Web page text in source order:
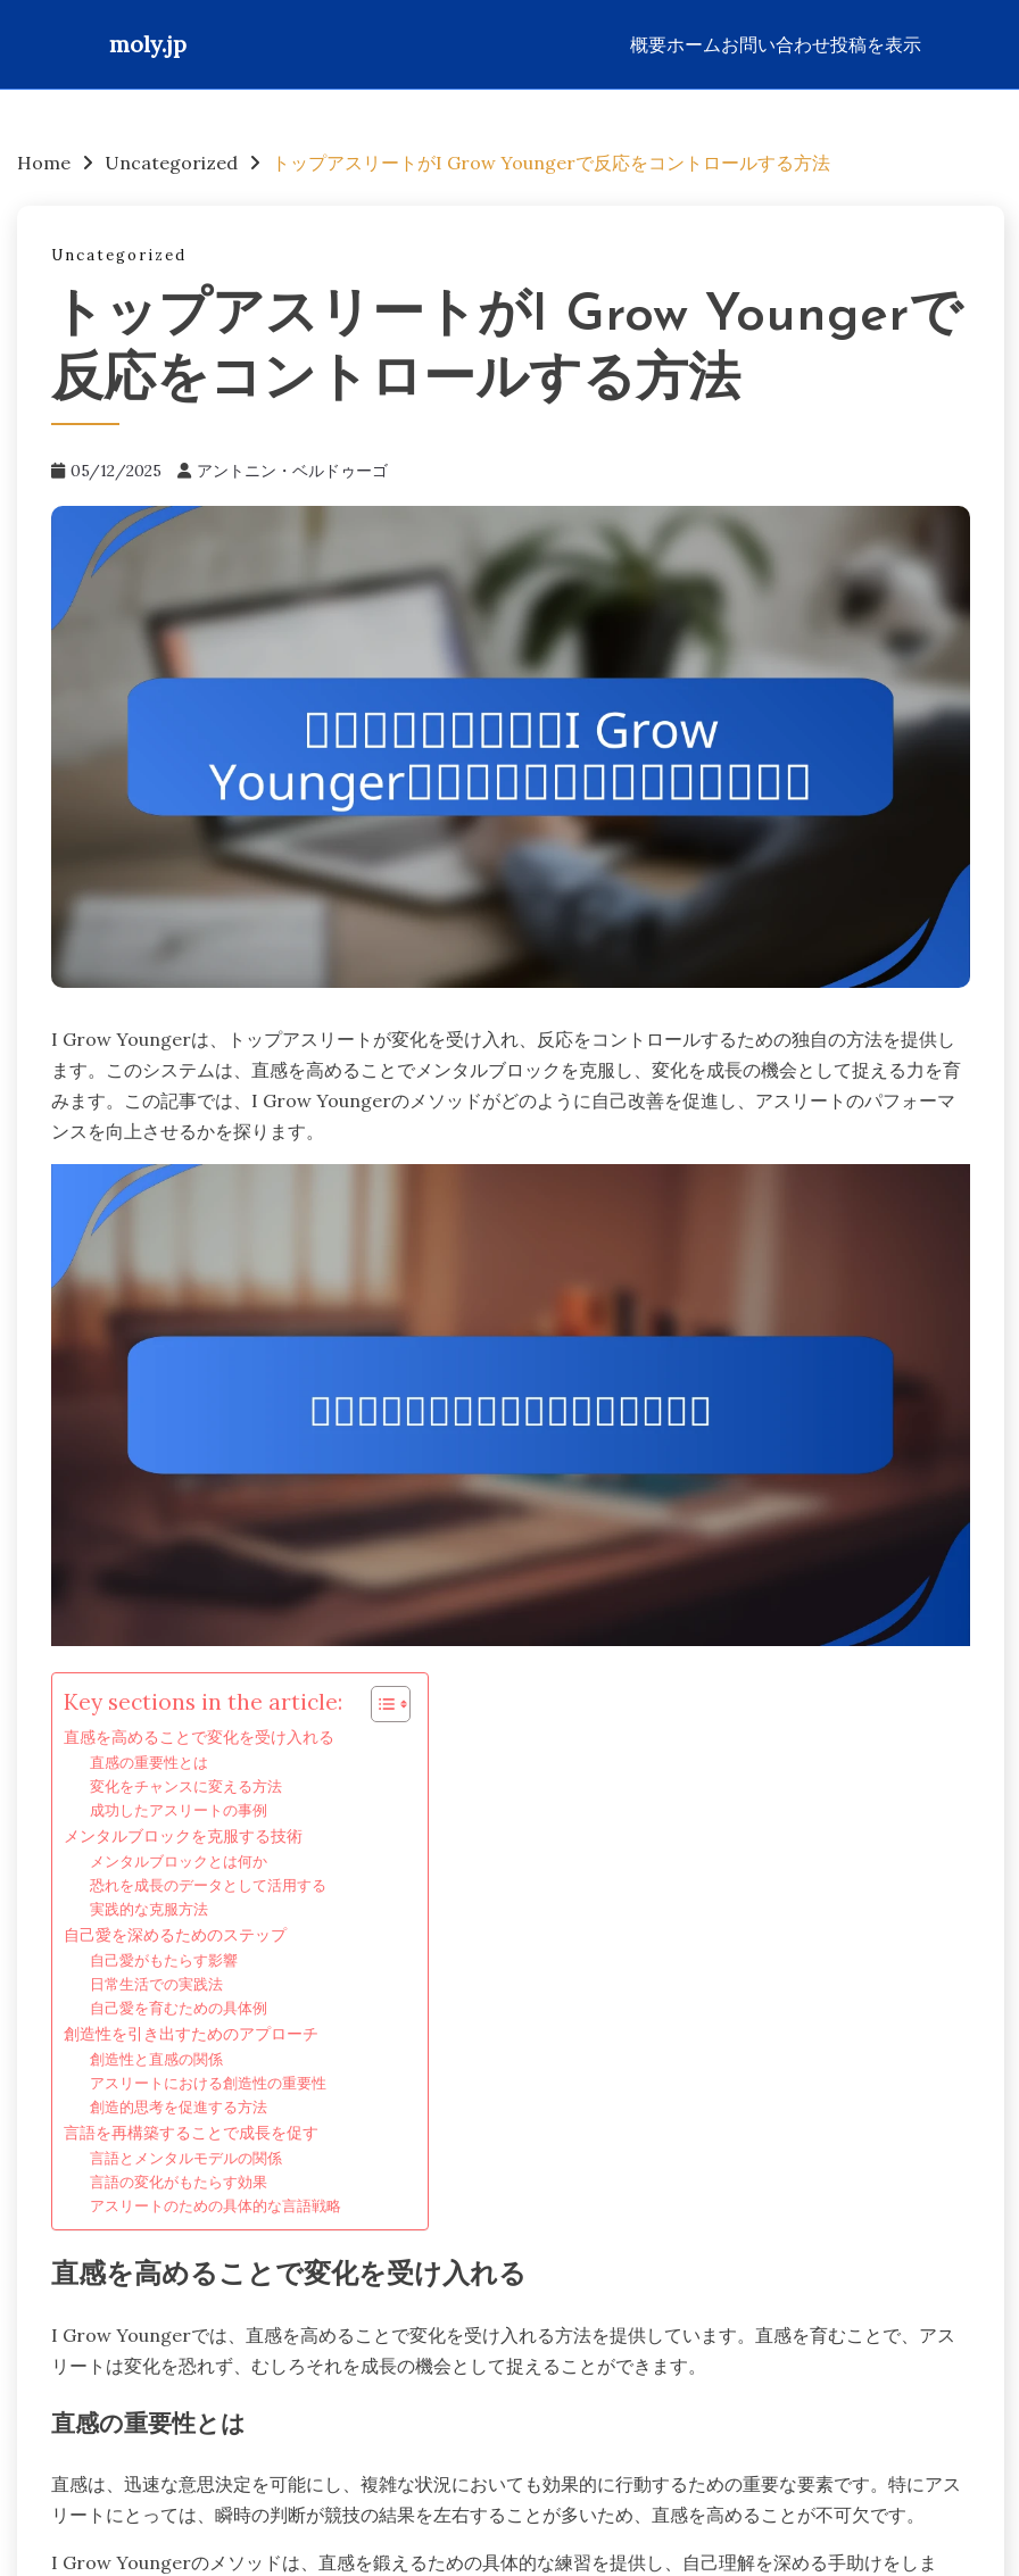
moly.jp 概要ホームお問い合わせ投稿を表示
content
Home Uncategorized トップアスリートがI Grow Youngerで反応をコントロールする方法
Uncategorized
トップアスリートがI Grow Youngerで
反応をコントロールする方法
05/12/2025 アントニン・ベルドゥーゴ
I Grow Youngerは、トップアスリートが変化を受け入れ、反応をコントロールするための独自の方法を提供し
ます。このシステムは、直感を高めることでメンタルブロックを克服し、変化を成長の機会として捉える力を育
みます。この記事では、I Grow Youngerのメソッドがどのように自己改善を促進し、アスリートのパフォーマ
ンスを向上させるかを探ります。
Key sections in the article:
直感を高めることで変化を受け入れる
直感の重要性とは
変化をチャンスに変える方法
成功したアスリートの事例
メンタルブロックを克服する技術
メンタルブロックとは何か
恐れを成長のデータとして活用する
実践的な克服方法
自己愛を深めるためのステップ
自己愛がもたらす影響
日常生活での実践法
自己愛を育むための具体例
創造性を引き出すためのアプローチ
創造性と直感の関係
アスリートにおける創造性の重要性
創造的思考を促進する方法
言語を再構築することで成長を促す
言語とメンタルモデルの関係
言語の変化がもたらす効果
アスリートのための具体的な言語戦略
直感を高めることで変化を受け入れる
I Grow Youngerでは、直感を高めることで変化を受け入れる方法を提供しています。直感を育むことで、アス
リートは変化を恐れず、むしろそれを成長の機会として捉えることができます。
直感の重要性とは
直感は、迅速な意思決定を可能にし、複雑な状況においても効果的に行動するための重要な要素です。特にアス
リートにとっては、瞬時の判断が競技の結果を左右することが多いため、直感を高めることが不可欠です。
I Grow Youngerのメソッドは、直感を鍛えるための具体的な練習を提供し、自己理解を深める手助けをしま